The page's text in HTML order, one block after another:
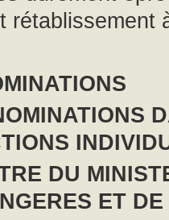
rétablissement
DU
ET